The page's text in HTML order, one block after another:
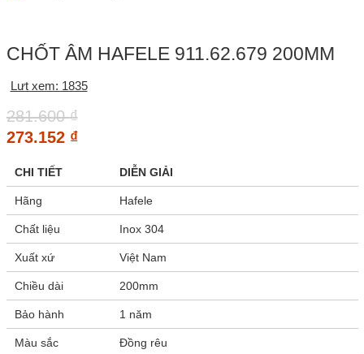
CHỐT ÂM HAFELE 911.62.679 200MM
Lưt xem: 1835
281.600₫
273.152 ₫
CHI TIẾT DIỄN GIẢI
Hãng Hafele
Chất liệu Inox 304
Xuất xứ Việt Nam
Chiều dài 200mm
Bảo hành 1 năm
Màu sắc Đồng rêu